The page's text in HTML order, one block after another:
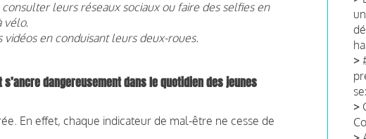
leurs réseaux sociaux ou faire des selfies en
vélo.
en conduisant leurs deux-roues.
dangereusement dans le quotidien des jeunes
En effet, chaque indicateur de mal-être ne cesse de
>
>